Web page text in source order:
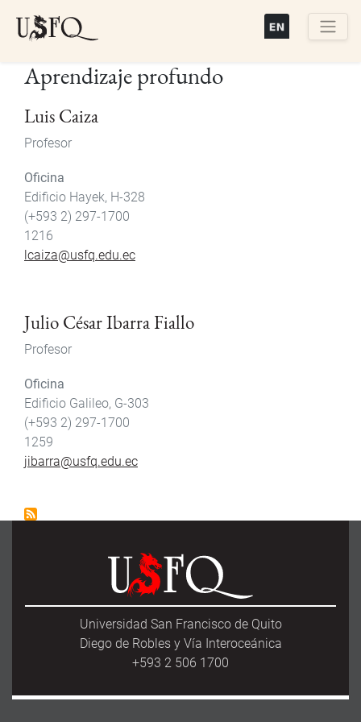
principal
Aprendizaje profundo
Luis Caiza
Profesor
Oficina
Edificio Hayek, H-328
(+593 2) 297-1700
1216
lcaiza@usfq.edu.ec
Julio César Ibarra Fiallo
Profesor
Oficina
Edificio Galileo, G-303
(+593 2) 297-1700
1259
jibarra@usfq.edu.ec
Universidad San Francisco de Quito
Diego de Robles y Vía Interoceánica
+593 2 506 1700